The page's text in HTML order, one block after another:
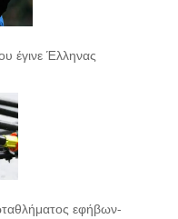
έγινε Έλληνας
εφήβων-